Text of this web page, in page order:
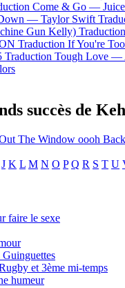
Come & Go —
— Taylor Swift
Gun Kelly)
Traduction If You're
Traduction Tough Love —
succès de
The Window oooh
J K L M N O P Q R S T U
faire le sexe
Guinguettes
et 3ème mi-temps
humeur